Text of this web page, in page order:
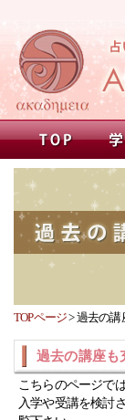
TOPページ>過去の講
過去の講座も
こちらのページで
入学や受講を検討